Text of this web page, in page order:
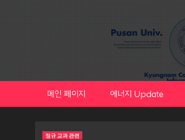
메인 페이지 에너지 Update
정규 교과 관련